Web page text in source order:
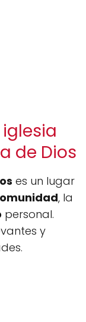
de Dios
es un lugar
, la
personal.
y